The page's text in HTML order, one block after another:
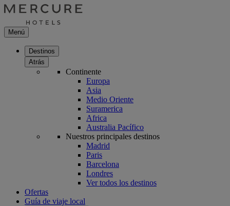
Menú
Destinos
Atrás
Continente
Europa
Asia
Medio Oriente
Suramerica
Africa
Australia Pacífico
Nuestros principales destinos
Madrid
Paris
Barcelona
Londres
Ver todos los destinos
Ofertas
Guía de viaje local